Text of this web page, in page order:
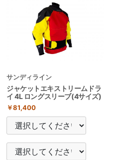
サンディライン
ジャケットエキストリームドラ
イ 4L ロングスリーブ(4サイズ)
￥81,400